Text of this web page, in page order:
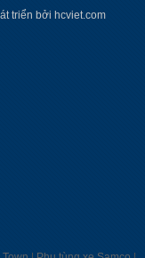
triển bởi hcviet.com